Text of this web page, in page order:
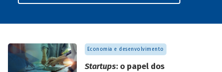
Economia e desenvolvimento
Startups: o papel dos